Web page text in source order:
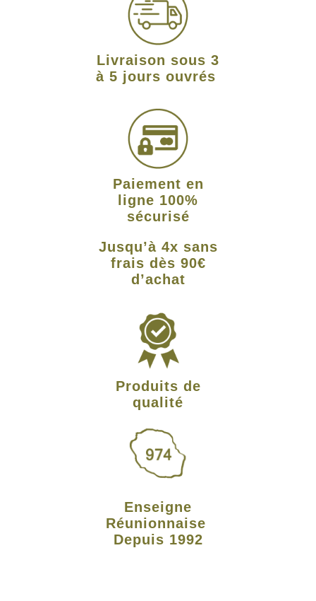
Livraison sous 3
à 5 jours ouvrés
Paiement en
ligne 100%
sécurisé
Jusqu’à 4x sans
frais dès 90€
d’achat
Produits de
qualité
Enseigne
Réunionnaise
Depuis 1992